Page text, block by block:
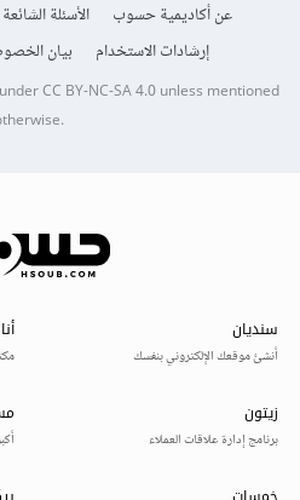
عن أكاديمية حسوب الأسئلة الشائعة
إرشادات الاستخدام
بيان
underCC BY-NC-SA 4.0unless mentioned
otherwise.